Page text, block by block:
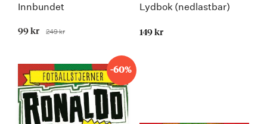
Innbundet
Tilbudspris
99 kr Før
249 kr
Lydbok (nedlastbar)
149 kr
-60%